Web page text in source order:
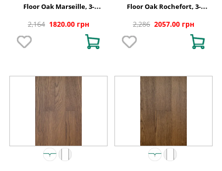
Floor Oak Marseille, 3-
2,164 1820.00 грн
Floor Oak Rochefort, 3-
2,286 2057.00 грн